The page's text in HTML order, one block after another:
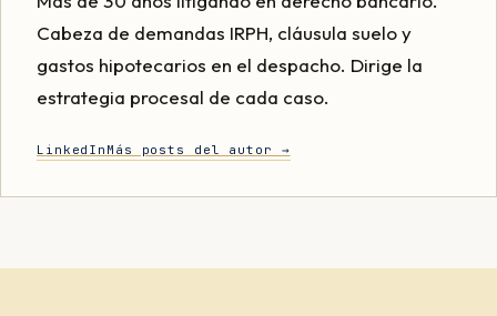
Cabeza de demandas IRPH, cláusula suelo y
gastos hipotecarios en el despacho. Dirige la
estrategia procesal de cada caso.
LinkedIn Más posts del autor →